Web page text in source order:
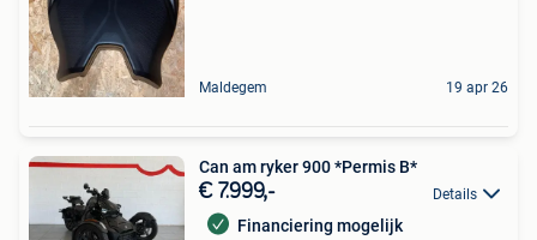
Maldegem 19 apr 26
Can am ryker 900 *Permis B*
€ 7.999,- Details
Financiering mogelijk